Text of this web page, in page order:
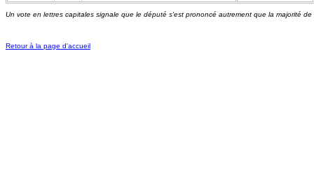
Un vote en lettres capitales signale que le député s'est prononcé autrement que la majorité
Retour à la page d'accueil